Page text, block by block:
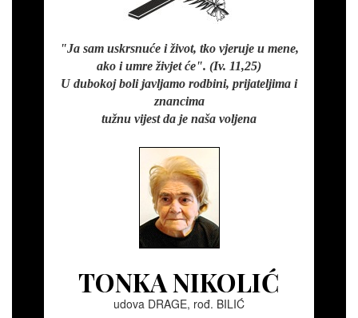
"Ja sam uskrsnuće i život, tko vjeruje u mene,
ako i umre živjet će". (Iv. 11,25)
U dubokoj boli javljamo rodbini, prijateljima i
znancima
tužnu vijest da je naša voljena
TONKA NIKOLIĆ
udova DRAGE, rođ. BILIĆ